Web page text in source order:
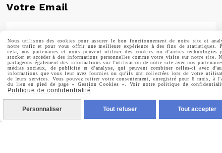
Votre Email
Prénom
Valider
Nous utilisons des cookies pour assurer le bon fonctionnement de notre site et
notre trafic et pour vous offrir une meilleure expérience à des fins de statistiques.
cela, nos partenaires et nous peuvent utiliser des cookies ou d'autres technologies
stocker et accéder à des informations personnelles comme votre visite sur notre site.
partageons également des informations sur l'utilisation de notre site avec nos
médias sociaux, de publicité et d'analyse, qui peuvent combiner celles-ci avec
informations que vous leur avez fournies ou qu'ils ont collectées lors de votre
de leurs services. Vous pouvez retirer votre consentement, enregistré pour 6 mois, à
du lien en pied de page « Gestion Cookies ». Voir notre politique de
Politique de confidentialité
Personnaliser Tout refuser Tout accepter